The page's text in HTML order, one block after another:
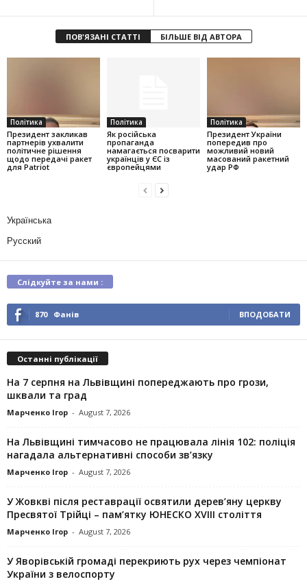
ПОВ'ЯЗАНІ СТАТТІ БІЛЬШЕ ВІД АВТОРА
Політика
Президент закликав
партнерів ухвалити
політичне рішення
щодо передачі ракет
для Patriot
Політика
Як російська
пропаганда
намагається посварити
українців у ЄС із
європейцями
Політика
Президент України
попередив про
можливий новий
масований ракетний
удар РФ
Українська
Русский
Слідкуйте за нами :
870 Фанів ВПОДОБАТИ
Останні публікації
На 7 серпня на Львівщині попереджають про грози,
шквали та град
Марченко Ігор - August 7, 2026
На Львівщині тимчасово не працювала лінія 102: поліція
нагадала альтернативні способи зв’язку
Марченко Ігор - August 7, 2026
У Жовкві після реставрації освятили дерев’яну церкву
Пресвятої Трійці – пам’ятку ЮНЕСКО XVIII століття
Марченко Ігор - August 7, 2026
У Яворівській громаді перекриють рух через чемпіонат
України з велоспорту